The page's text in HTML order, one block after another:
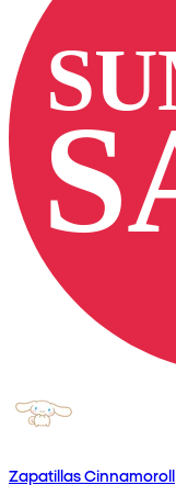
Zapatillas Cinnamoroll